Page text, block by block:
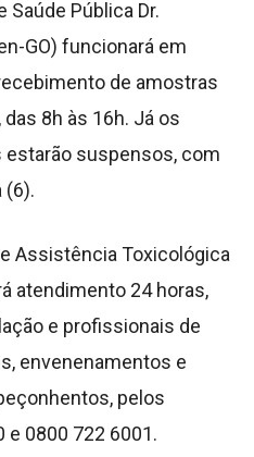
Saúde Pública Dr.
GO) funcionará em
de amostras
8h às 16h. Já os
suspensos, com
(6).
Assistência Toxicológica
atendimento 24 horas,
e profissionais de
envenenamentos e
pelos
0800 722 6001.